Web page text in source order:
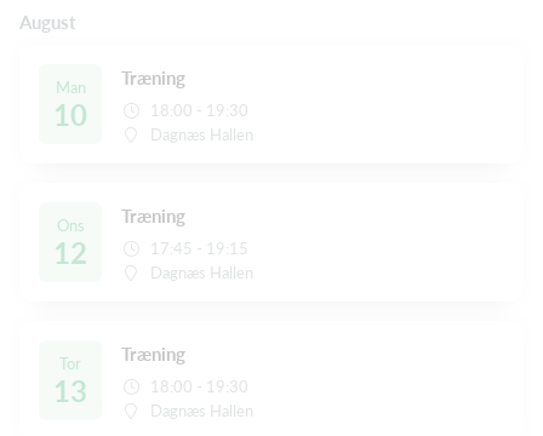
August
Man
10
Træning
18:00 - 19:30
Dagnæs Hallen
Ons
12
Træning
17:45 - 19:15
Dagnæs Hallen
Tor
13
Træning
18:00 - 19:30
Dagnæs Hallen